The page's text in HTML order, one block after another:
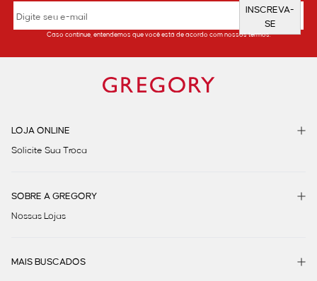
INSCREVA-
SE
Caso continue, entendemos que você está de acordo com nossos termos.
LOJA ONLINE
Solicite Sua Troca
SOBRE A GREGORY
Nossas Lojas
MAIS BUSCADOS